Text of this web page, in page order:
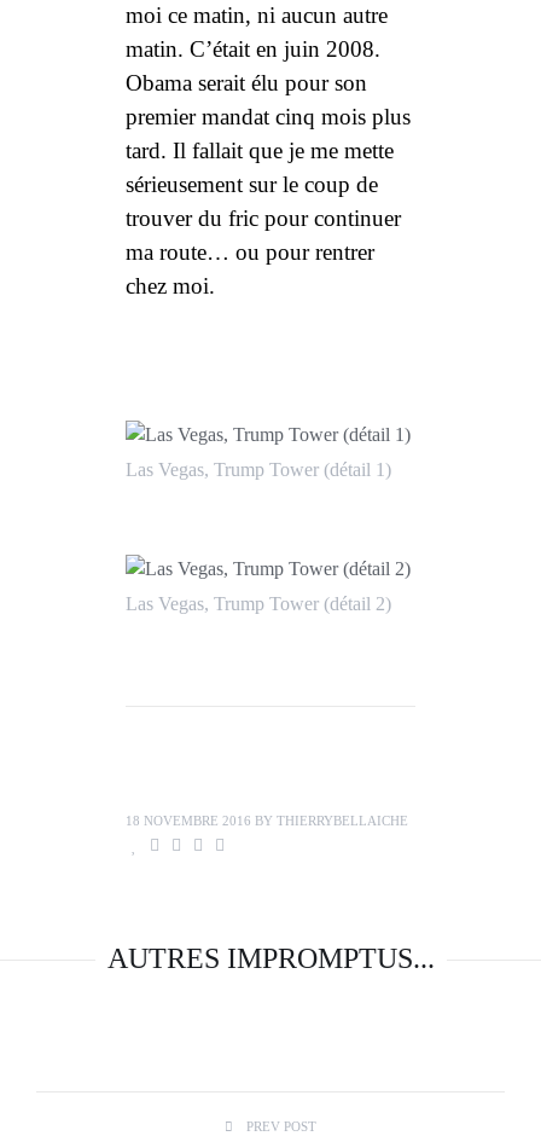
moi ce matin, ni aucun autre
matin. C’était en juin 2008.
Obama serait élu pour son
premier mandat cinq mois plus
tard. Il fallait que je me mette
sérieusement sur le coup de
trouver du fric pour continuer
ma route… ou pour rentrer
chez moi.
Las Vegas, Trump Tower (détail 1)
Las Vegas, Trump Tower (détail 2)
18 NOVEMBRE 2016 BY THIERRYBELLAICHE
AUTRES IMPROMPTUS...
PREV POST